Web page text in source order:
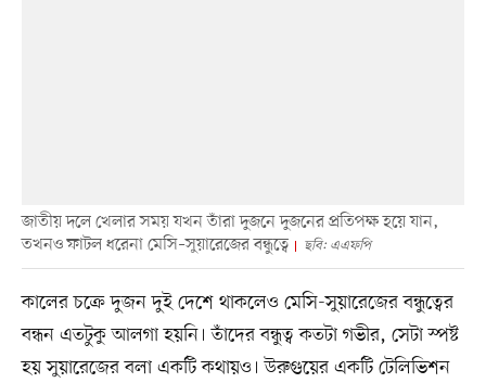
জাতীয় দলে খেলার সময় যখন তাঁরা দুজনে দুজনের প্রতিপক্ষ হয়ে যান,
তখনও ফাটল ধরেনা মেসি–সুয়ারেজের বন্ধুত্বে
ছবি: এএফপি
কালের চক্রে দুজন দুই দেশে থাকলেও মেসি-সুয়ারেজের বন্ধুত্বের
বন্ধন এতটুকু আলগা হয়নি। তাঁদের বন্ধুত্ব কতটা গভীর, সেটা স্পষ্ট
হয় সুয়ারেজের বলা একটি কথায়ও। উরুগুয়ের একটি টেলিভিশন